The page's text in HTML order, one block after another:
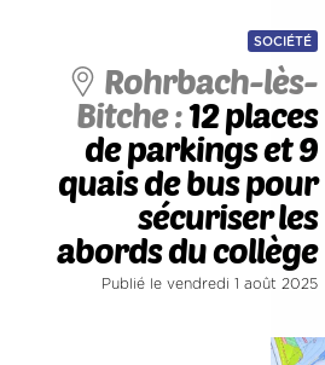
SOCIÉTÉ
Rohrbach-lès-
Bitche :12 places
de parkings et 9
quais de bus pour
sécuriser les
abords du collège
Publié le vendredi 1 août 2025